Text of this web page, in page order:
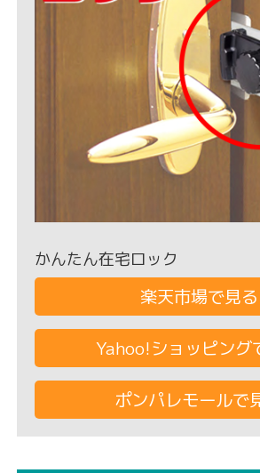
かんたん在宅ロック
楽天市場で見る
Yahoo!ショッピング
ポンパレモールで